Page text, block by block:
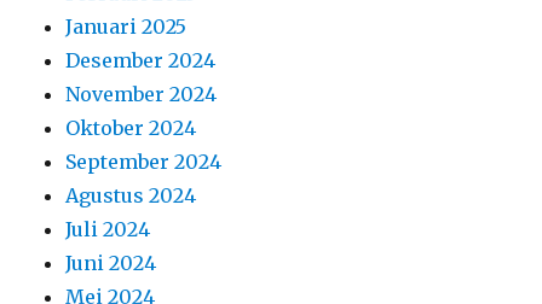
Juni 2024
Mei 2024
April 2024
Maret 2024
Februari 2024
Januari 2024
Desember 2023
November 2023
Oktober 2023